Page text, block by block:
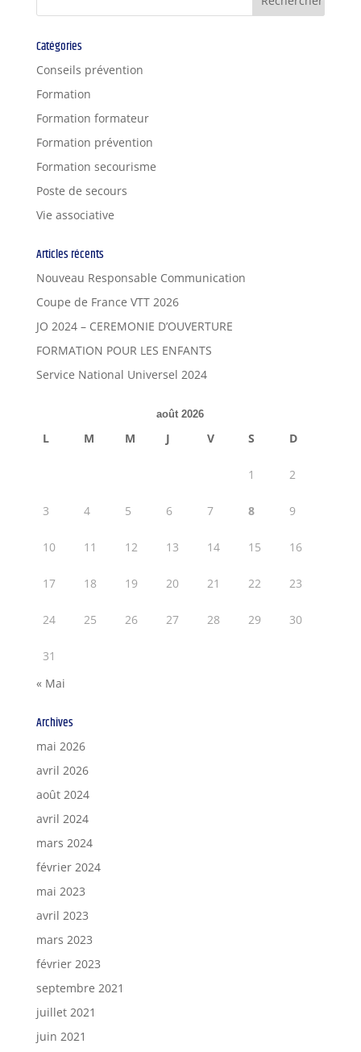
Catégories
Conseils prévention
Formation
Formation formateur
Formation prévention
Formation secourisme
Poste de secours
Vie associative
Articles récents
Nouveau Responsable Communication
Coupe de France VTT 2026
JO 2024 – CEREMONIE D’OUVERTURE
FORMATION POUR LES ENFANTS
Service National Universel 2024
août 2026
L M M J V S D
1 2
3 4 5 6 7 8 9
10 11 12 13 14 15 16
17 18 19 20 21 22 23
24 25 26 27 28 29 30
31
« Mai
Archives
mai 2026
avril 2026
août 2024
avril 2024
mars 2024
février 2024
mai 2023
avril 2023
mars 2023
février 2023
septembre 2021
juillet 2021
juin 2021